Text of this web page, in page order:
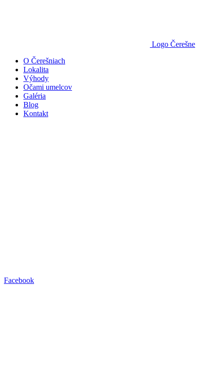
Logo Čerešne
O Čerešniach
Lokalita
Výhody
Očami umelcov
Galéria
Blog
Kontakt
Facebook